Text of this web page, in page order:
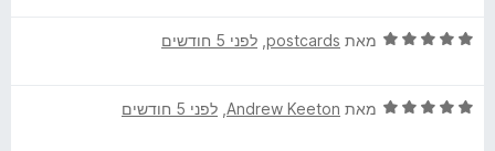
5ו
מ
ד
ו
מאת postcards לפני 5 חודשים
ד
מאת Andrew Keeton לפני 5 חודשים